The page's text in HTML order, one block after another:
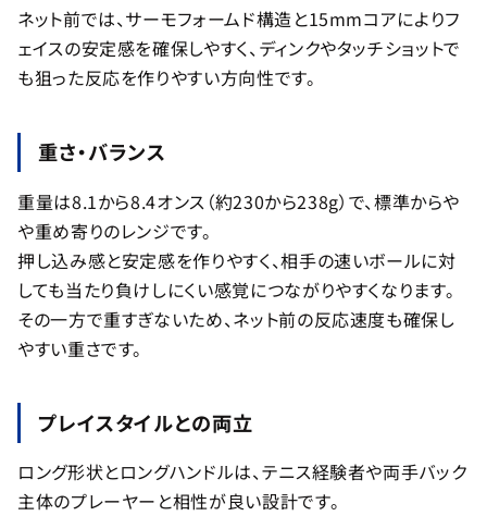
ネット前では、サーモフォームド構造と15mmコアによりフ
ェイスの安定感を確保しやすく、ディンクやタッチショットで
も狙った反応を作りやすい方向性です。
重さ・バランス
重量は8.1から8.4オンス（約230から238g）で、標準からや
や重め寄りのレンジです。
押し込み感と安定感を作りやすく、相手の速いボールに対
しても当たり負けしにくい感覚につながりやすくなります。
その一方で重すぎないため、ネット前の反応速度も確保し
やすい重さです。
プレイスタイルとの両立
ロング形状とロングハンドルは、テニス経験者や両手バック
主体のプレーヤーと相性が良い設計です。